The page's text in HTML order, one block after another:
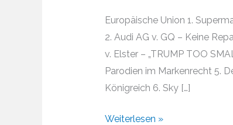
Europäische Union 1.
2. Audi AG v. GQ – Keine
v. Elster – „TRUMP TOO
Parodien im Markenrecht 5.
Königreich 6. Sky […]
Entwicklung
Weiterlesen »